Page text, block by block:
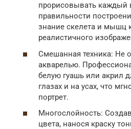
прорисовывать каждый
правильности
знание скелета и мышц
реалистичного
Смешанная техника: Не
акварелью.
белую гуашь или акрил
глазах и на усах, что
портрет.
Многослойность:
цвета, нанося краску